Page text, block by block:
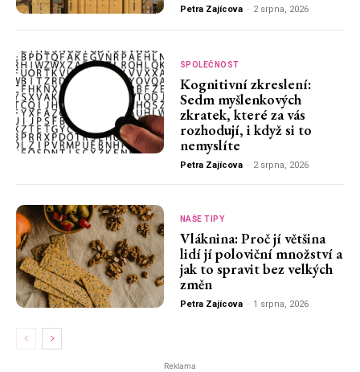
Petra Zajícova - 2 srpna, 2026
SPOLEČNOST
Kognitivní zkreslení:
Sedm myšlenkových
zkratek, které za vás
rozhodují, i když si to
nemyslíte
Petra Zajícova - 2 srpna, 2026
NAŠE TIPY
Vláknina: Proč jí většina
lidí jí poloviční množství a
jak to spravit bez velkých
změn
Petra Zajícova - 1 srpna, 2026
Reklama